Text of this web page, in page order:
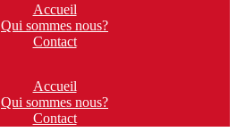
Accueil
Qui sommes nous?
Contact
Accueil
Qui sommes nous?
Contact